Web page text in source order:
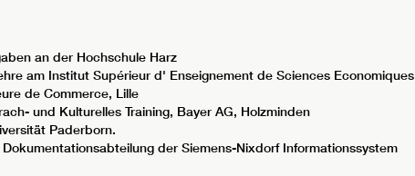
an der Hochschule Harz
am Institut Supérieur d' Enseignement de Sciences Economiques
de Commerce, Lille
und Kulturelles Training, Bayer AG, Holzminden
Paderborn.
der Siemens-Nixdorf Informationssystem